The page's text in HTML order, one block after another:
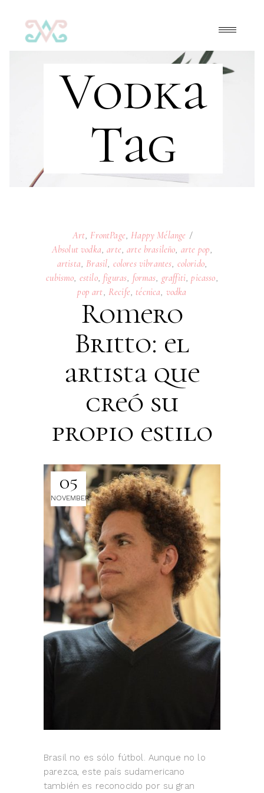
Vodka
Tag
Art FrontPage Happy Mélange
Absolut vodka ,arte ,arte brasileño arte pop
artista Brasil colores vibrantes colorido,
cubismo estilo, figuras formas graffiti ,picasso
pop art Recife técnica vodka
Romero
Britto: el
artista que
creó su
propio estilo
05
NOVEMBER
Brasil no es sólo fútbol. Aunque no lo
parezca, este país sudamericano
también es reconocido por su gran